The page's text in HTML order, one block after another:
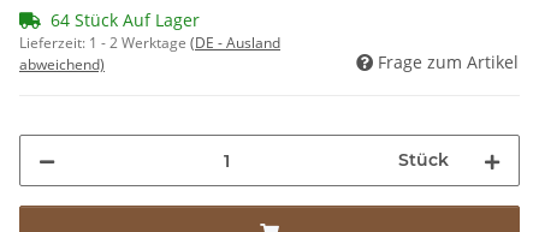
64 Stück Auf Lager
Lieferzeit: 1 - 2 Werktage (DE - Ausland
abweichend)
Frage zum Artikel
Stück